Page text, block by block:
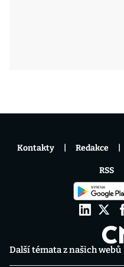
Další témata z našich webů
Kontakty Redakce
RSS